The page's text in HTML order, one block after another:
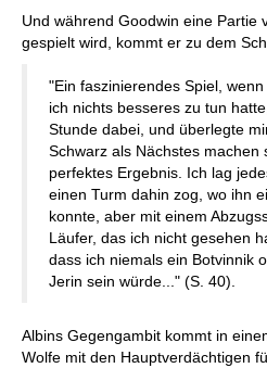
Und während Goodwin eine Partie
gespielt wird, kommt er zu dem
"Ein faszinierendes Spiel,
ich nichts besseres zu tun
Stunde dabei, und überlegte
Schwarz als Nächstes machen
perfektes Ergebnis. Ich lag
einen Turm dahin zog, wo ihn
konnte, aber mit einem
Läufer, das ich nicht gesehen
dass ich niemals ein Botvinnik
Jerin sein würde..." (S. 40).
Albins Gegengambit kommt in
Wolfe mit den Hauptverdächtigen